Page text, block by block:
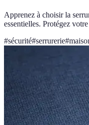
Apprenez à choisir la
essentielles. Protégez
#sécurité#serrurerie#